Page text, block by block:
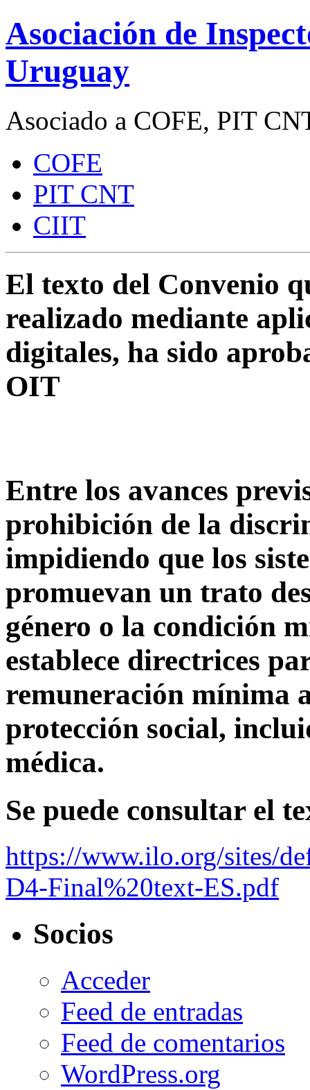
Asociación de
Uruguay
Asociado a COFE, PIT
COFE
PIT CNT
CIIT
El texto del Convenio
realizado mediante
digitales, ha sido
OIT
Entre los avances
prohibición de la
impidiendo que los
promuevan un trato
género o la condición
establece directrices
remuneración mínima
protección social,
médica.
Se puede consultar el
https://www.ilo.org/sites/
D4-Final%20text-ES.pdf
Socios
Acceder
Feed de entradas
Feed de comentarios
WordPress.org